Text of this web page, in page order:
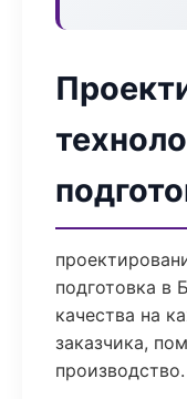
подготовка в
качества на
заказчика,
производство.